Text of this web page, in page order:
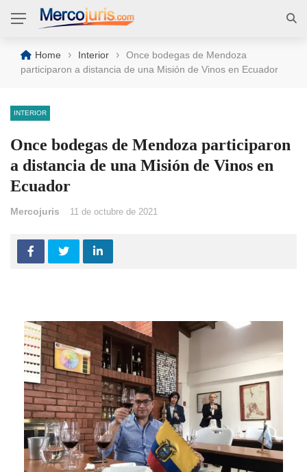
Home › Interior ›
Once bodegas de Mendoza
participaron a distancia de una Misión de Vinos en Ecuador
INTERIOR
Once bodegas de Mendoza participaron
a distancia de una Misión de Vinos en
Ecuador
Mercojuris 11 de octubre de 2021